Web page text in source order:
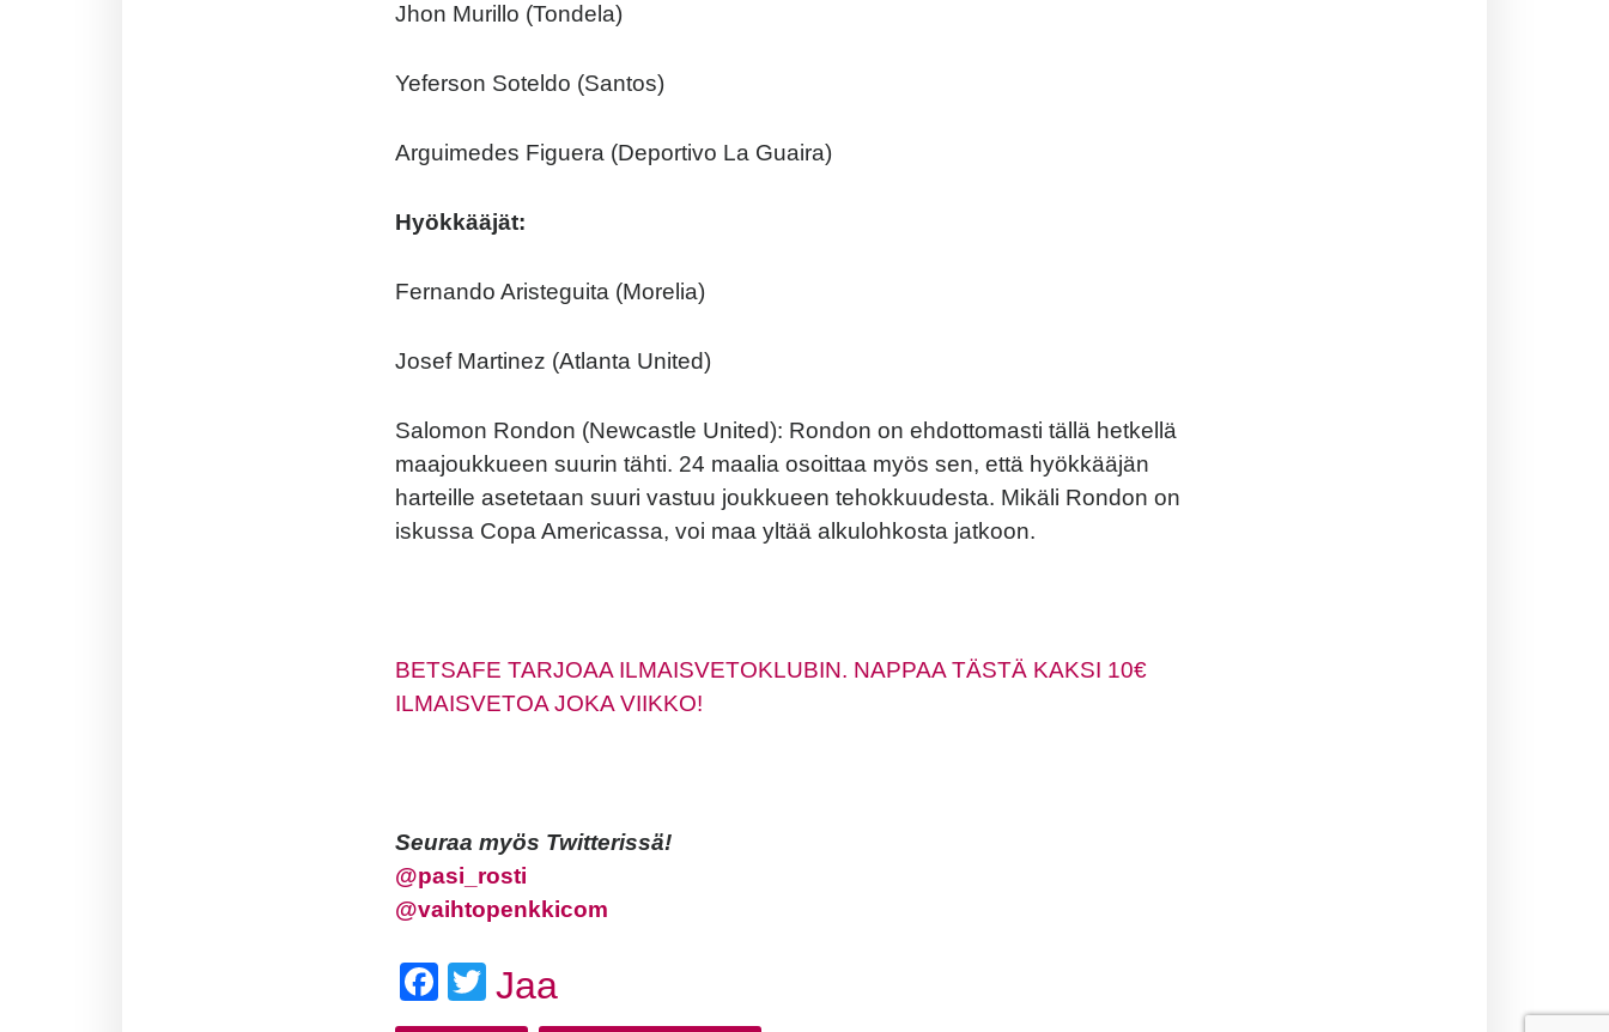
Jhon Murillo (Tondela)
Yeferson Soteldo (Santos)
Arguimedes Figuera (Deportivo La Guaira)
Hyökkääjät:
Fernando Aristeguita (Morelia)
Josef Martinez (Atlanta United)
Salomon Rondon (Newcastle United): Rondon on ehdottomasti tällä hetkellä
maajoukkueen suurin tähti. 24 maalia osoittaa myös sen, että hyökkääjän
harteille asetetaan suuri vastuu joukkueen tehokkuudesta. Mikäli Rondon on
iskussa Copa Americassa, voi maa yltää alkulohkosta jatkoon.
BETSAFE TARJOAA ILMAISVETOKLUBIN. NAPPAA TÄSTÄ KAKSI 10€
ILMAISVETOA JOKA VIIKKO!
Seuraa myös Twitterissä!
@pasi_rosti
@vaihtopenkkicom
Facebook
Twitter
Jaa